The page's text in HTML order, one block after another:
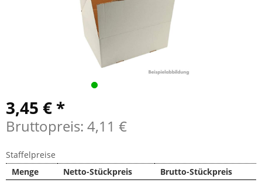
3,45 € *
Bruttopreis: 4,11 €
Staffelpreise
Menge
Netto-Stückpreis
Brutto-Stückpreis